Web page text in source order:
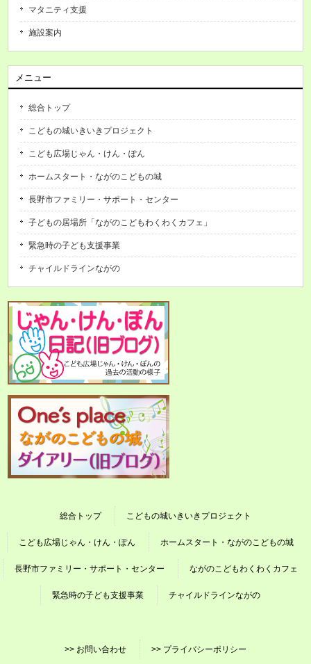
マタニティ支援
施設案内
メニュー
総合トップ
こどもの城いきいきプロジェクト
こども広場じゃん・けん・ぽん
ホームスタート・ながのこどもの城
長野市ファミリー・サポート・センター
子どもの居場所「ながのこどもわくわくカフェ」
緊急時の子ども支援事業
チャイルドラインながの
総合トップ こどもの城いきいきプロジェクト
こども広場じゃん・けん・ぽん ホームスタート・ながのこどもの城
長野市ファミリー・サポート・センター ながのこどもわくわくカフェ
緊急時の子ども支援事業 チャイルドラインながの
>> お問い合わせ >> プライバシーポリシー